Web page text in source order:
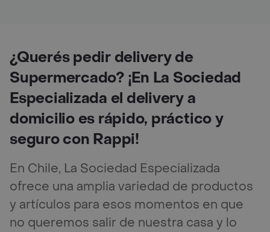
¿Querés pedir delivery de
Supermercado? ¡En La Sociedad
Especializada el delivery a
domicilio es rápido, práctico y
seguro con Rappi!
En Chile, La Sociedad Especializada
ofrece una amplia variedad de productos
y artículos para esos momentos en que
no queremos salir de nuestra casa y lo